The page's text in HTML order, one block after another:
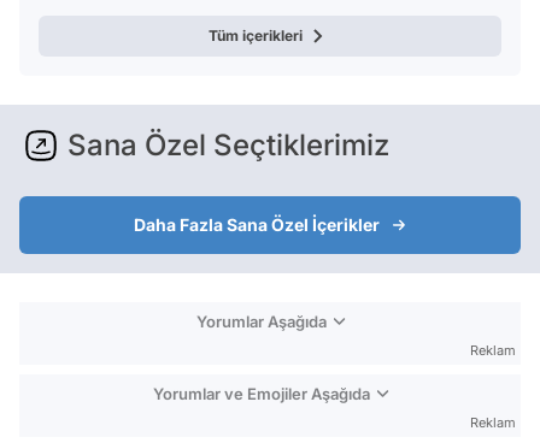
Tüm içerikleri
Sana Özel Seçtiklerimiz
Daha Fazla Sana Özel İçerikler
Yorumlar Aşağıda
Reklam
Yorumlar ve Emojiler Aşağıda
Reklam